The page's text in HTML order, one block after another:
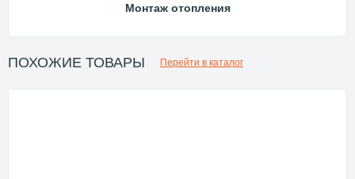
Монтаж отопления
ПОХОЖИЕ ТОВАРЫ Перейти в каталог